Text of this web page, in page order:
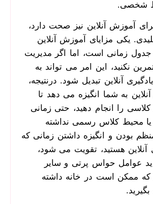
شخصی.
آموزش آنلاین نیز صحت دارد،
یکی مزایای آموزش آنلاین
جدول زمانی است، اما اگر مدیریت
نکنید، این امر می­ تواند به
آنلاین تبدیل شود. درنتیجه،
به شما انگیزه می ­دهد تا
کلاسی را انجام دهید، حتی زمانی
محیط کلاس رسمی نداشته
بودن و انگیزه داشتن زمانی که
آنلاین هستید، تقویت می ­شود،
عوامل حواس ­پرتی و سایر
که ممکن است در خانه داشته